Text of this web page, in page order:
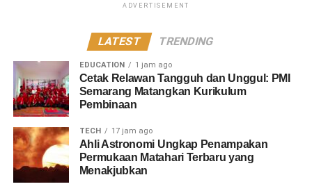
ADVERTISEMENT
LATEST TRENDING
EDUCATION 1 jam ago
Cetak Relawan Tangguh dan Unggul: PMI
Semarang Matangkan Kurikulum
Pembinaan
TECH 17 jam ago
Ahli Astronomi Ungkap Penampakan
Permukaan Matahari Terbaru yang
Menakjubkan